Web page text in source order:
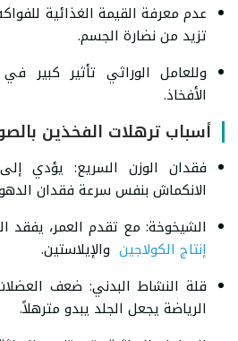
عدم معرفة القيمة الغذائية
تزيد من نضارة الجسم.
وللعامل الوراثي تأثير كبير
الأفخاذ.
أسباب ترهلات الفخذين
فقدان الوزن السريع: يؤدي
الانكماش بنفس سرعة فقدان
الشيخوخة: مع تقدم العمر، يفقد
إنتاج الكولاجين والإيلاستين.
قلة النشاط البدني: ضعف
الرياضة يجعل الجلد يبدو مترهلاً.